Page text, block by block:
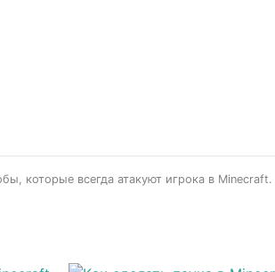
которые всегда атакуют игрока в Minecraft.